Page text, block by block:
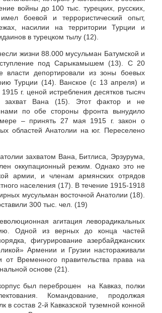
войны до 100 тыс. турецких, русских,
боевой и террористический опыт,
насилии на территории Турции и
в турецком тылу (12).
жизни 88.000 мусульман Батумской и
под Сарыкамышем (13). С 20
власти депортировали из зоны боевых
Турции (14). Ванское (с 13 апреля) и
г. ценой истребления десятков тысяч
захват Вана (15). Этот фактор и не
по обе стороны фронта вынудило
мере – принять 27 мая 1915 г. закон о
областей Анатолии на юг. Переселено
захватом Вана, Битлиса, Эрзурума,
оккупационный режим. Однако это не
армии, и членам армянских отрядов
населения (17). В течение 1915-1918
мусульман восточной Анатолии (18).
300 тыс. чел. (19)
агитация леворадикальных
Одной из верных до конца частей
фигурирование азербайджанских
Армении и Грузии настораживали
от Временного правительства права на
основе (21).
был переброшен на Кавказ, полки
Командование, продолжая
в состав 2-й Кавказской туземной конной